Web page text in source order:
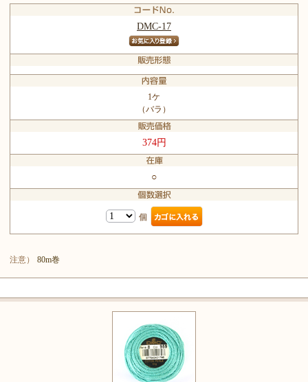
DMC-17
1ケ
（バラ）
374円
○
個
注意） 80m巻